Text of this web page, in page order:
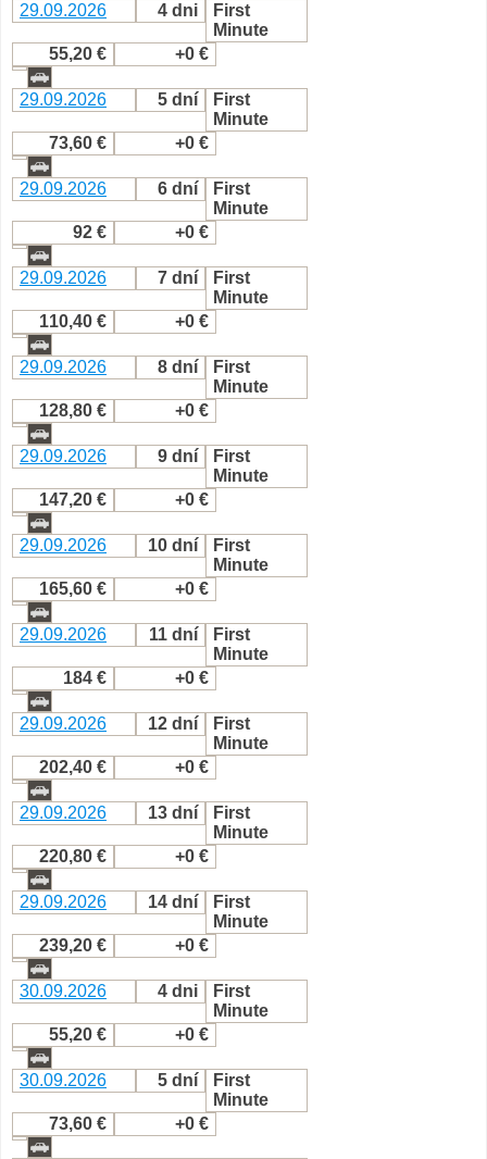
29.09.2026 4 dni
First
Minute
55,20 €
+0 €
29.09.2026 5 dní
First
Minute
73,60 €
+0 €
29.09.2026 6 dní
First
Minute
92 €
+0 €
29.09.2026 7 dní
First
Minute
110,40 €
+0 €
29.09.2026 8 dní
First
Minute
128,80 €
+0 €
29.09.2026 9 dní
First
Minute
147,20 €
+0 €
29.09.2026 10 dní
First
Minute
165,60 €
+0 €
29.09.2026 11 dní
First
Minute
184 €
+0 €
29.09.2026 12 dní
First
Minute
202,40 €
+0 €
29.09.2026 13 dní
First
Minute
220,80 €
+0 €
29.09.2026 14 dní
First
Minute
239,20 €
+0 €
30.09.2026 4 dni
First
Minute
55,20 €
+0 €
30.09.2026 5 dní
First
Minute
73,60 €
+0 €